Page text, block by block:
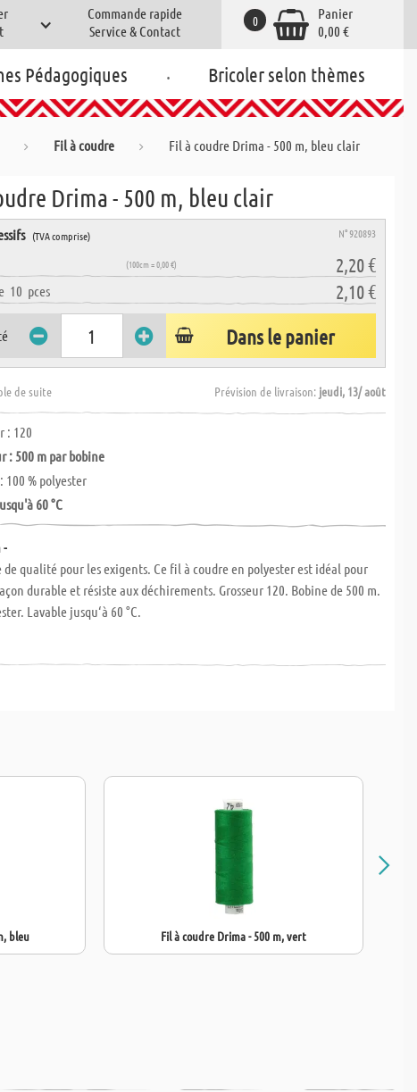
Commande rapide
Service & Contact
Panier
0,00 €
0
Pédagogiques . Bricoler selon thèmes
Fil à coudre Fil à coudre Drima - 500 m, bleu clair
Drima - 500 m, bleu clair
(TVA comprise) N° 920893
(100cm = 0,00 €) 2,20 €
10 pces 2,10 €
Dans le panier
de suite Prévision de livraison: jeudi, 13/ août
: 120
: 500 m par bobine
100 % polyester
60 °C
-
de qualité pour les exigents. Ce fil à coudre en polyester est idéal pour
durable et résiste aux déchirements. Grosseur 120. Bobine de 500 m.
Lavable jusqu‘à 60 °C.
bleu Fil à coudre Drima - 500 m, vert